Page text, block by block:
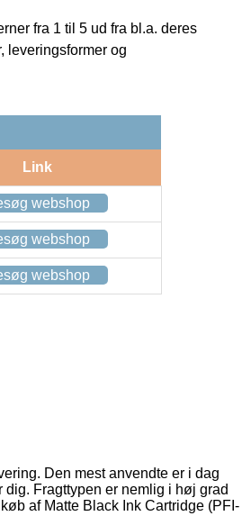
fra 1 til 5 ud fra bl.a. deres
leveringsformer og
Link
webshop
webshop
webshop
Den mest anvendte er i dag
Fragttypen er nemlig i høj grad
af Matte Black Ink Cartridge (PFI-